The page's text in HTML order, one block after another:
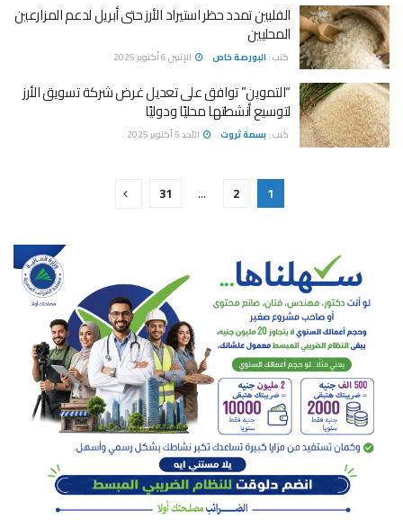
الفلبين تمدد حظر استيراد الأرز حتى أبريل لدعم المزارعين
المحليين
كتب : البورصة خاص الإثنين 6 أكتوبر 2025
“التموين” توافق على تعديل غرض شركة تسويق الأرز
لتوسيع أنشطتها محليًا ودوليًا
كتب : بسمة ثروت الأحد 5 أكتوبر 2025
1
2
…
31